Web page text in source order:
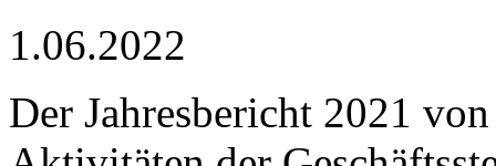
1.06.2022
Der Jahresbericht 2021